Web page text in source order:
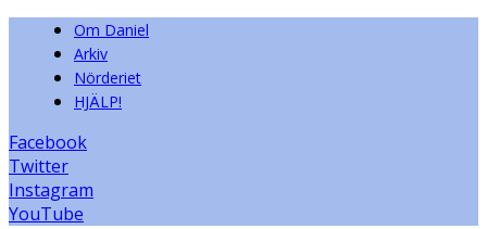
Om Daniel
Arkiv
Nörderiet
HJÄLP!
Facebook
Twitter
Instagram
YouTube